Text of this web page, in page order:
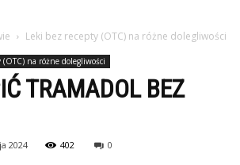
Leki bez recepty (OTC) na różne dolegliwości
(OTC) na różne dolegliwości
TRAMADOL BEZ
2024 402 0